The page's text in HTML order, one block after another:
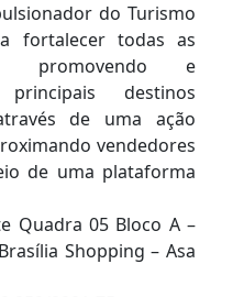
do Turismo
fortalecer todas as
promovendo e
destinos
de uma ação
vendedores
de uma plataforma
Quadra 05 Bloco A –
Shopping – Asa